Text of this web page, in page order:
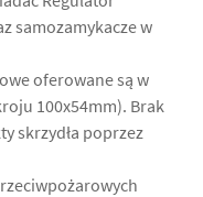
samozamykacze w
oferowane są w
100x54mm). Brak
skrzydła poprzez